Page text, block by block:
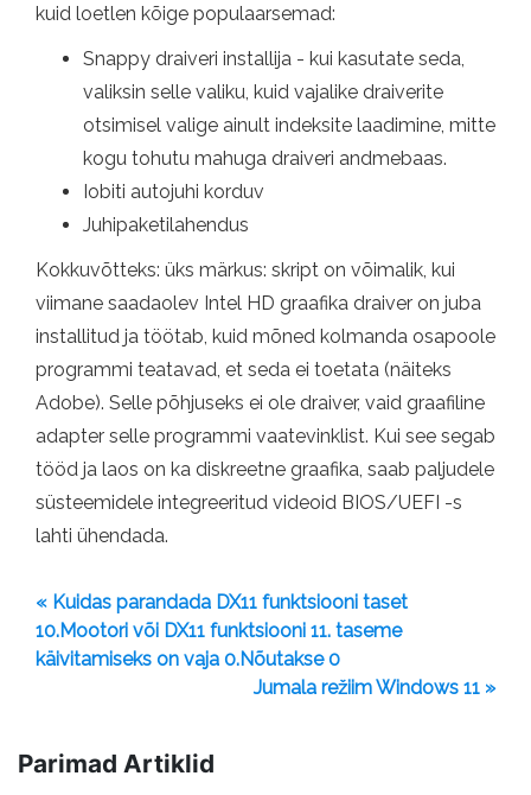
kuid loetlen kõige populaarsemad:
Snappy draiveri installija - kui kasutate seda,
valiksin selle valiku, kuid vajalike draiverite
otsimisel valige ainult indeksite laadimine, mitte
kogu tohutu mahuga draiveri andmebaas.
Iobiti autojuhi korduv
Juhipaketilahendus
Kokkuvõtteks: üks märkus: skript on võimalik, kui
viimane saadaolev Intel HD graafika draiver on juba
installitud ja töötab, kuid mõned kolmanda osapoole
programmi teatavad, et seda ei toetata (näiteks
Adobe). Selle põhjuseks ei ole draiver, vaid graafiline
adapter selle programmi vaatevinklist. Kui see segab
tööd ja laos on ka diskreetne graafika, saab paljudele
süsteemidele integreeritud videoid BIOS/UEFI -s
lahti ühendada.
« Kuidas parandada DX11 funktsiooni taset
10.Mootori või DX11 funktsiooni 11. taseme
käivitamiseks on vaja 0.Nõutakse 0
Jumala režiim Windows 11 »
Parimad Artiklid